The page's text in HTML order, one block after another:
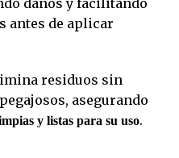
antes de aplicar
residuos sin
asegurando
y listas para su uso.